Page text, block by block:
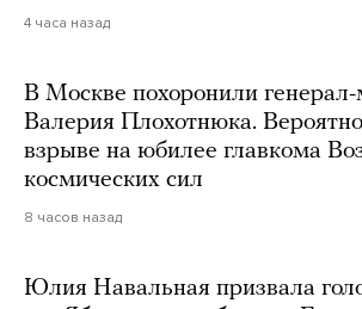
4 часа назад
В Москве похоронили
Валерия Плохотнюка.
взрыве на юбилее главкома
космических сил
8 часов назад
Юлия Навальная призвала